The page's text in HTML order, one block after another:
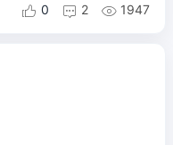
 0  2  1947